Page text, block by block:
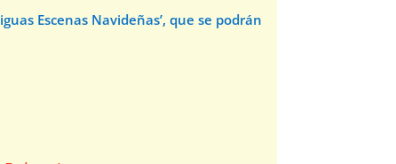
Escenas Navideñas’, que se podrán